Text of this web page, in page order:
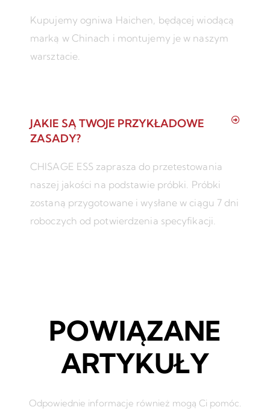
Kupujemy ogniwa Haichen, będącej wiodącą
marką w Chinach i montujemy je w naszym
warsztacie.
JAKIE SĄ TWOJE PRZYKŁADOWE
ZASADY?
CHISAGE ESS zaprasza do przetestowania
naszej jakości na podstawie próbki. Próbki
zostaną przygotowane i wysłane w ciągu 7 dni
roboczych od potwierdzenia specyfikacji.
POWIĄZANE
ARTYKUŁY
Odpowiednie informacje również mogą Ci pomóc.